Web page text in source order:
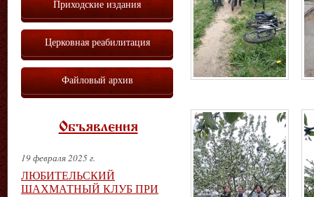
Приходские издания
Церковная реабилитация
Файловый архив
Объявления
19 февраля 2025 г.
ЛЮБИТЕЛЬСКИЙ
ШАХМАТНЫЙ КЛУБ ПРИ